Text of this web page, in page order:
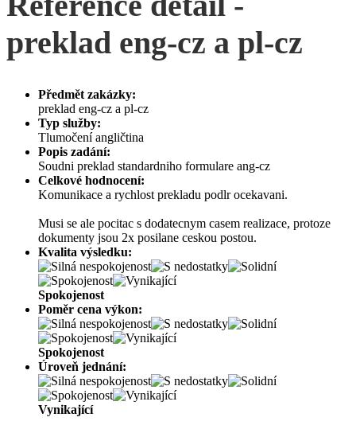
preklad eng-cz a pl-cz
Předmět zakázky:
preklad eng-cz a pl-cz
Typ služby:
Tlumočení angličtina
Popis zadání:
Soudni preklad standardniho formulare ang-cz
Celkové hodnocení:
Komunikace a rychlost prekladu podlr ocekavani.
Musi se ale pocitac s dodatecnym casem realizace, protoze
dokumenty jsou 2x posilane ceskou postou.
Kvalita výsledku:
Spokojenost
Poměr cena výkon:
Spokojenost
Úroveň jednání:
Vynikající